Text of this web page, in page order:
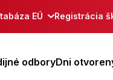
EÚ Registrácia
odboryDni